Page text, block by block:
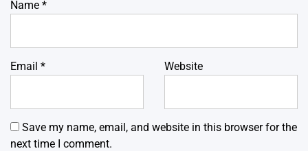
Name *
Email * Website
Save my name, email, and website in this browser for the
next time I comment.